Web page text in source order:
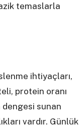
temaslarla
ihtiyaçları,
protein oranı
sunan
vardır. Günlük